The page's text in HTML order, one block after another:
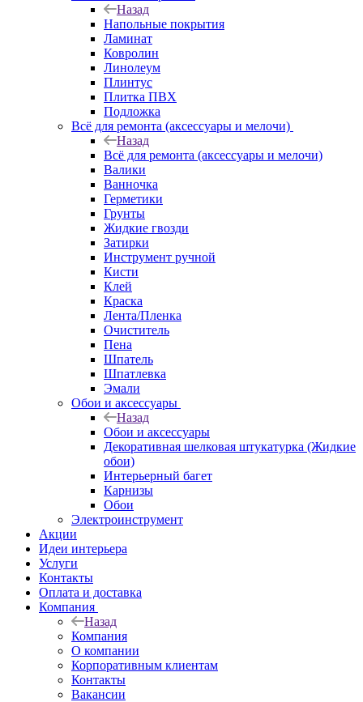
Назад
Напольные покрытия
Ламинат
Ковролин
Линолеум
Плинтус
Плитка ПВХ
Подложка
Всё для ремонта (аксессуары и мелочи)
Назад
Всё для ремонта (аксессуары и мелочи)
Валики
Ванночка
Герметики
Грунты
Жидкие гвозди
Затирки
Инструмент ручной
Кисти
Клей
Краска
Лента/Пленка
Очиститель
Пена
Шпатель
Шпатлевка
Эмали
Обои и аксессуары
Назад
Обои и аксессуары
Декоративная шелковая штукатурка (Жидкие
обои)
Интерьерный багет
Карнизы
Обои
Электроинструмент
Акции
Идеи интерьера
Услуги
Контакты
Оплата и доставка
Компания
Назад
Компания
О компании
Корпоративным клиентам
Контакты
Вакансии